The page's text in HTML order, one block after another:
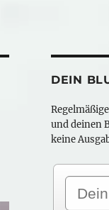
DEIN
und deinen
keine